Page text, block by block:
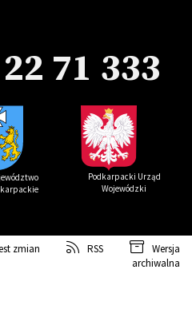
71 333
Podkarpacki Urząd
Wojewódzki
zmian RSS
Wersja
archiwalna